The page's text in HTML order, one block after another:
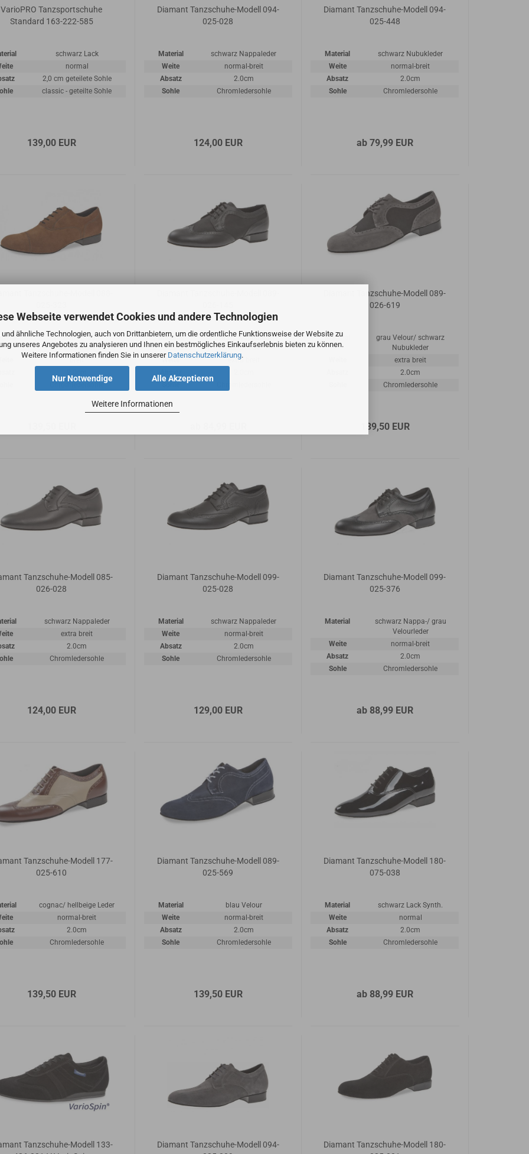
Webseite verwendet Cookies und andere Technologien
ähnliche Technologien, auch von Drittanbietern, um die ordentliche Funktionsweise der Website zu
unseres Angebotes zu analysieren und Ihnen ein bestmögliches Einkaufserlebnis bieten zu können.
Weitere Informationen finden Sie in unserer Datenschutzerklärung.
Alle Akzeptieren
Nur Notwendige
Weitere Informationen
VarioPRO Tanzsportschuhe
Standard 163-222-585
schwarz Lack
normal
2,0 cm geteilete Sohle
classic - geteilte Sohle
139,00 EUR
Diamant Tanzschuhe-Modell 094-
025-028
Material
schwarz Nappaleder
Weite
normal-breit
Absatz
2.0cm
Sohle
Chromledersohle
124,00 EUR
Diamant Tanzschuhe-Modell 094-
025-448
Material
schwarz Nubukleder
Weite
normal-breit
Absatz
2.0cm
Sohle
Chromledersohle
ab 79,99 EUR
marone-braun
Velourleder
breit
Chromledersohle
Material
schwarz Nappaleder/
Nubukleder
Weite
extra breit
Diamant Tanzschuhe-Modell 089-
026-619
Material
grau Velour/ schwarz
Nubukleder
extra breit
2.0cm
Chromledersohle
139,50 EUR
Tanzschuhe-Modell 085-
026-028
schwarz Nappaleder
extra breit
2.0cm
Chromledersohle
124,00 EUR
Diamant Tanzschuhe-Modell 099-
025-028
Material
schwarz Nappaleder
Weite
normal-breit
Absatz
2.0cm
Sohle
Chromledersohle
129,00 EUR
Diamant Tanzschuhe-Modell 099-
025-376
Material
schwarz Nappa-/ grau
Velourleder
Weite
normal-breit
Absatz
2.0cm
Sohle
Chromledersohle
ab 88,99 EUR
Tanzschuhe-Modell 177-
025-610
cognac/ hellbeige Leder
normal-breit
2.0cm
Chromledersohle
139,50 EUR
Diamant Tanzschuhe-Modell 089-
025-569
Material
blau Velour
Weite
normal-breit
Absatz
2.0cm
Sohle
Chromledersohle
139,50 EUR
Diamant Tanzschuhe-Modell 180-
075-038
Material
schwarz Lack Synth.
Weite
normal
Absatz
2.0cm
Sohle
Chromledersohle
ab 88,99 EUR
Tanzschuhe-Modell 133-
Diamant Tanzschuhe-Modell 094-
Diamant Tanzschuhe-Modell 180-